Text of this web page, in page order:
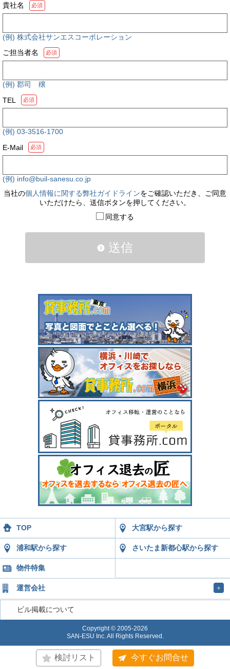
貴社名 必須
(例) 株式会社サンエスコーポレーション
ご担当者名
必須
(例) 郡司 穣
TEL
必須
(例) 03-3516-1700
E-Mail
必須
(例) info@buil-sanesu.co.jp
当社の個人情報に関する弊社ガイドラインをご確認いただき、ご同意
いただけたら、送信ボタンを押してください。
同意する
送信
検討リスト 今すぐお問合せ
TOP 大宮駅から探す
浦和駅から探す さいたま新都心駅から探す
物件特集
運営会社 ＋
ビル掲載について
Copyright © 2005-2026
SAN-ESU Inc. All Rights Reserved.